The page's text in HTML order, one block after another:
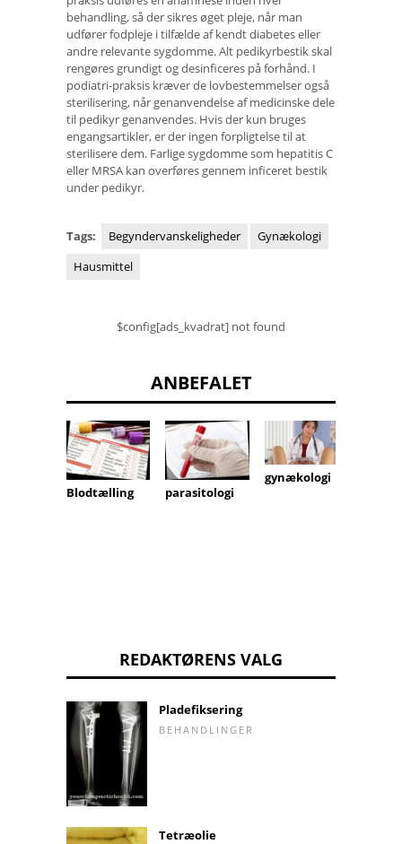
behandling, så der sikres øget pleje, når man
udfører fodpleje i tilfælde af kendt diabetes eller
andre relevante sygdomme. Alt pedikyrbestik skal
rengøres grundigt og desinficeres på forhånd. I
podiatri-praksis kræver de lovbestemmelser også
sterilisering, når genanvendelse af medicinske dele
til pedikyr genanvendes. Hvis der kun bruges
engangsartikler, er der ingen forpligtelse til at
sterilisere dem. Farlige sygdomme som hepatitis C
eller MRSA kan overføres gennem inficeret bestik
under pedikyr.
Tags: Begyndervanskeligheder
Gynækologi
Hausmittel
$config[ads_kvadrat] not found
ANBEFALET
Blodtælling parasitologi
gynækologi
REDAKTØRENS VALG
Pladefiksering
BEHANDLINGER
Tetræolie